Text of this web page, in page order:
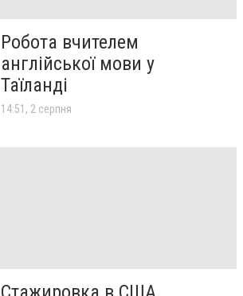
Робота вчителем
англійської мови у
Таїланді
14:51, 2 серпня